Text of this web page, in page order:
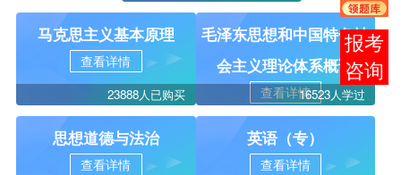
马克思主义基本原理
查看详情
23888人已购买
毛泽东思想和中国特色社
会主义理论体系概论
查看详情16523人学过
思想道德与法治
查看详情
英语（专）
查看详情
报考
咨询